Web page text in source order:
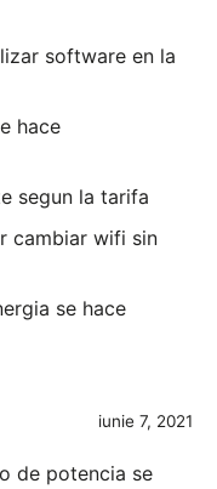
software en la
hace
segun la tarifa
cambiar wifi sin
se hace
iunie 7, 2021
de potencia se